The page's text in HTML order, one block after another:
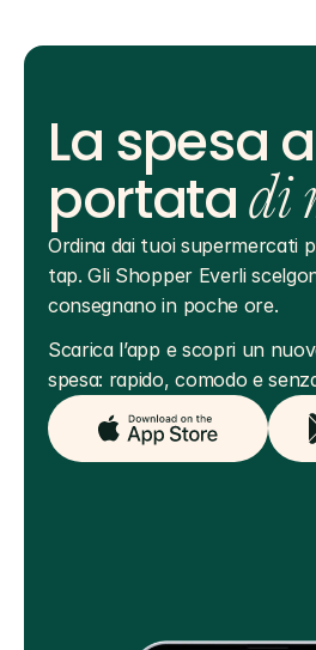
La spesa a
portatadi
Ordina dai tuoi supermercati
tap. Gli Shopper Everli
consegnano in poche ore.
Scarica l’app e scopri un
spesa: rapido, comodo e